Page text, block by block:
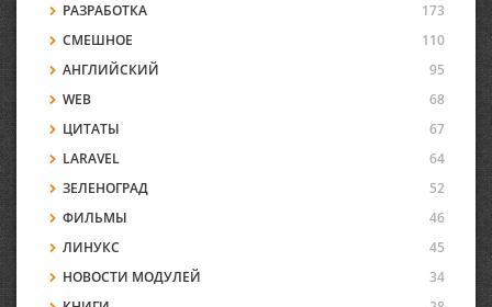
РАЗРАБОТКА
173
СМЕШНОЕ
110
АНГЛИЙСКИЙ
95
WEB
68
ЦИТАТЫ
67
LARAVEL
64
ЗЕЛЕНОГРАД
52
ФИЛЬМЫ
46
ЛИНУКС
45
НОВОСТИ МОДУЛЕЙ
34